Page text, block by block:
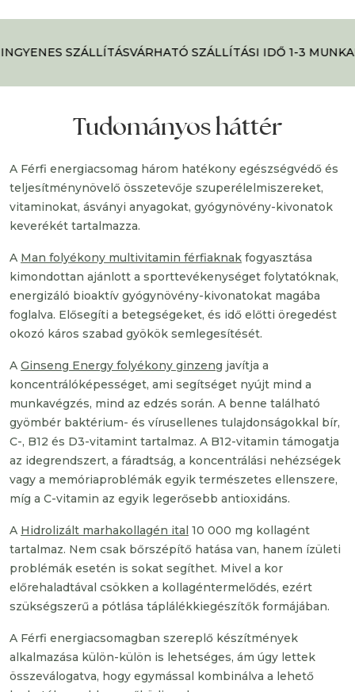
SZÁLLÍTÁSVÁRHATÓ SZÁLLÍTÁSI IDŐ 1-3
Tudományos háttér
A Férfi energiacsomag három hatékony egészségvédő és
teljesítménynövelő összetevője szuperélelmiszereket,
vitaminokat, ásványi anyagokat, gyógynövény-kivonatok
keverékét tartalmazza.
A Man folyékony multivitamin férfiaknak fogyasztása
kimondottan ajánlott a sporttevékenységet folytatóknak,
energizáló bioaktív gyógynövény-kivonatokat magába
foglalva. Elősegíti a betegségeket, és idő előtti öregedést
okozó káros szabad gyökök semlegesítését.
A Ginseng Energy folyékony ginzeng javítja a
koncentrálóképességet, ami segítséget nyújt mind a
munkavégzés, mind az edzés során. A benne található
gyömbér baktérium- és vírusellenes tulajdonságokkal bír,
C-, B12 és D3-vitamint tartalmaz. A B12-vitamin támogatja
az idegrendszert, a fáradtság, a koncentrálási nehézségek
vagy a memóriaproblémák egyik természetes ellenszere,
míg a C-vitamin az egyik legerősebb antioxidáns.
A Hidrolizált marhakollagén ital 10 000 mg kollagént
tartalmaz. Nem csak bőrszépítő hatása van, hanem ízületi
problémák esetén is sokat segíthet. Mivel a kor
előrehaladtával csökken a kollagéntermelődés, ezért
szükségszerű a pótlása táplálékkiegészítők formájában.
A Férfi energiacsomagban szereplő készítmények
alkalmazása külön-külön is lehetséges, ám úgy lettek
összeválogatva, hogy egymással kombinálva a lehető